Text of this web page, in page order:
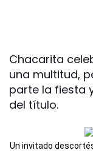
Chacarita
una multitud,
parte la fiesta
del título.
Un invitado